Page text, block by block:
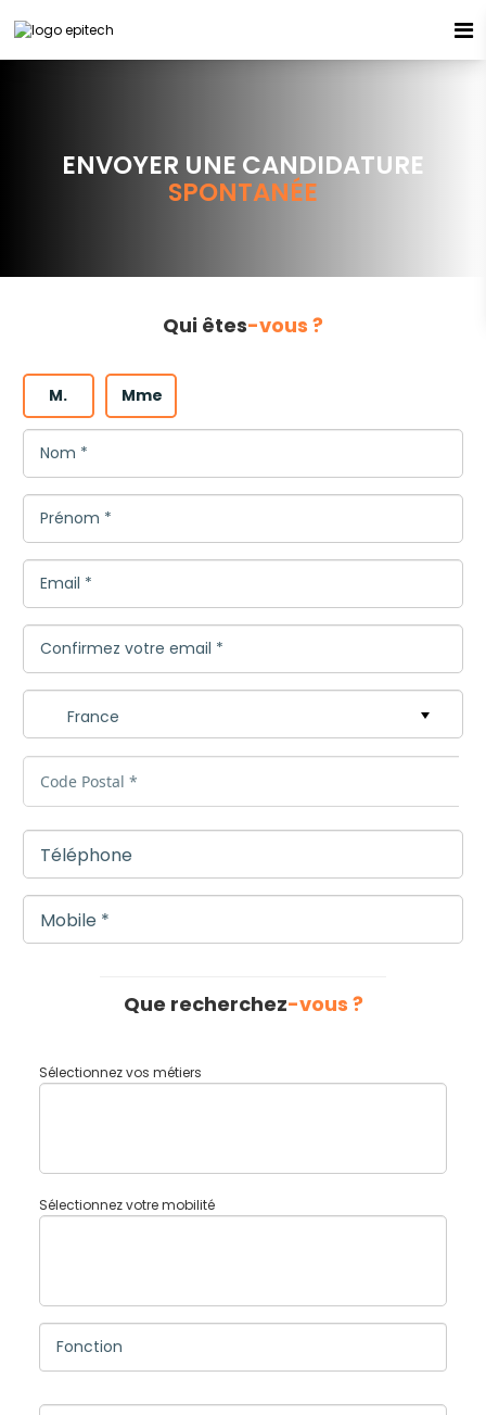
Se souvenir de moi
ENVOYER UNE CANDIDATURE
SPONTANÉE
Qui êtes-vous ?
M. Mme
Que recherchez-vous ?
Sélectionnez vos métiers
Sélectionnez votre mobilité